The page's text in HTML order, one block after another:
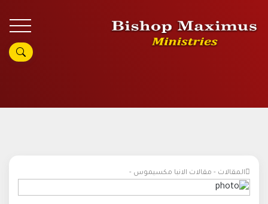
المقالات - مقالات الانبا مكسيموس -